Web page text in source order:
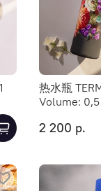
热水瓶
Volume:
2 200 р.